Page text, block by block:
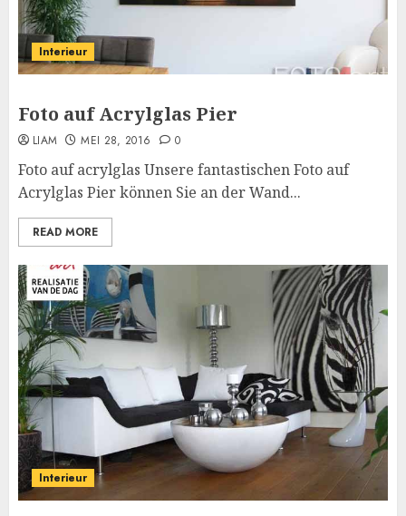
Interieur
Foto auf Acrylglas Pier
LIAM MEI 28, 2016 0
Foto auf acrylglas Unsere fantastischen Foto auf
Acrylglas Pier können Sie an der Wand...
READ MORE
Interieur